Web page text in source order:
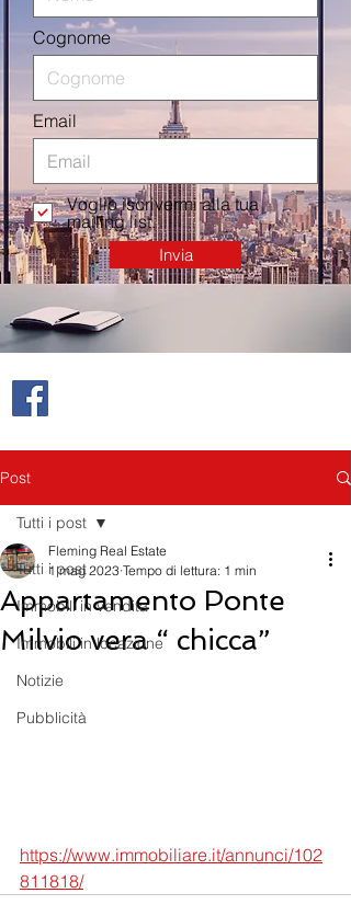
Cognome
Email
Voglio iscrivermi alla tua
mailing list.
Invia
Post
Tutti i post
Immobili in vendita
Immobili in locazione
Notizie
Pubblicità
Tutti i post
Appartamento Ponte
Milvio vera “ chicca”
Fleming Real Estate
1 mag 2023 Tempo di lettura: 1 min
https://www.immobiliare.it/annunci/102
811818/